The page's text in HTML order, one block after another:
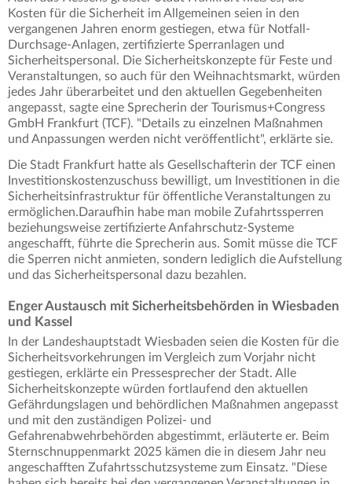
Kosten für die Sicherheit im Allgemeinen seien in den
vergangenen Jahren enorm gestiegen, etwa für Notfall-
Durchsage-Anlagen, zertifizierte Sperranlagen und
Sicherheitspersonal. Die Sicherheitskonzepte für Feste und
Veranstaltungen, so auch für den Weihnachtsmarkt, würden
jedes Jahr überarbeitet und den aktuellen Gegebenheiten
angepasst, sagte eine Sprecherin der Tourismus+Congress
GmbH Frankfurt (TCF). "Details zu einzelnen Maßnahmen
und Anpassungen werden nicht veröffentlicht", erklärte sie.
Die Stadt Frankfurt hatte als Gesellschafterin der TCF einen
Investitionskostenzuschuss bewilligt, um Investitionen in die
Sicherheitsinfrastruktur für öffentliche Veranstaltungen zu
ermöglichen.Daraufhin habe man mobile Zufahrtssperren
beziehungsweise zertifizierte Anfahrschutz-Systeme
angeschafft, führte die Sprecherin aus. Somit müsse die TCF
die Sperren nicht anmieten, sondern lediglich die Aufstellung
und das Sicherheitspersonal dazu bezahlen.
Enger Austausch mit Sicherheitsbehörden in Wiesbaden
und Kassel
In der Landeshauptstadt Wiesbaden seien die Kosten für die
Sicherheitsvorkehrungen im Vergleich zum Vorjahr nicht
gestiegen, erklärte ein Pressesprecher der Stadt. Alle
Sicherheitskonzepte würden fortlaufend den aktuellen
Gefährdungslagen und behördlichen Maßnahmen angepasst
und mit den zuständigen Polizei- und
Gefahrenabwehrbehörden abgestimmt, erläuterte er. Beim
Sternschnuppenmarkt 2025 kämen die in diesem Jahr neu
angeschafften Zufahrtsschutzsysteme zum Einsatz. "Diese